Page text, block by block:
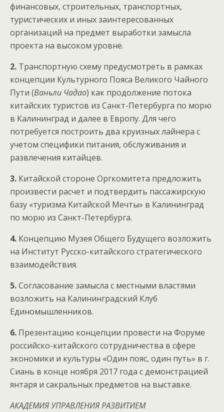
финансовых, строительных, транспортных,
туристических и иных заинтересованных
организаций на предмет выработки замысла
проекта на высоком уровне.
2. Транспортную схему предусмотреть в рамках
концепции Культурного Пояса Великого Чайного
Пути (Ваньли Чадао) как продолжение потока
китайских туристов из Санкт-Петербурга по морю
в Калининград и далее в Европу. Для чего
потребуется построить два круизных лайнера с
учетом специфики питания, обслуживания и
развлечения китайцев.
3. Китайской стороне Оргкомитета предложить
произвести расчет и подтвердить пассажирскую
базу «туризма Китайской Мечты» в Калининград
по морю из Санкт-Петербурга.
4. Концепцию Музея Общего Будущего возложить
на Институт Русско-китайского стратегического
взаимодействия.
5.Согласование замысла с местными властями
возложить на Калининградский Клуб
Единомышленников.
6. Презентацию концепции провести на Форуме
российско-китайского сотрудничества в сфере
экономики и культуры «Один пояс, один путь» в г.
Сиань в конце ноября 2017 года с демонстрацией
янтаря и сакральных предметов на выставке.
АКАДЕМИЯ УПРАВЛЕНИЯ РАЗВИТИЕМ